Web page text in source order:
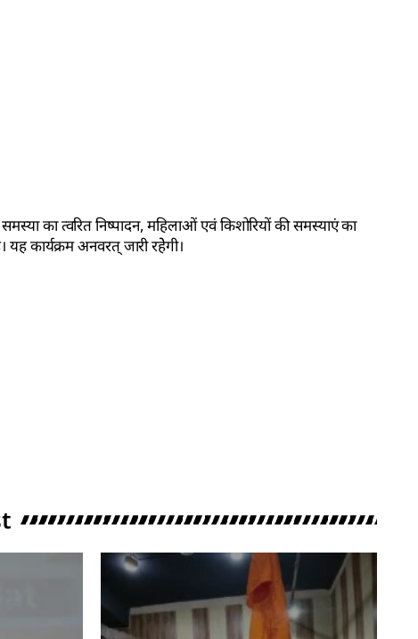
का त्वरित निष्पादन, महिलाओं एवं किशोरियों की समस्याएं का
कार्यक्रम अनवरत् जारी रहेेगी।